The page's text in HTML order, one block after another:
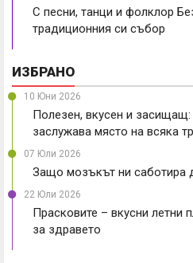
С песни, танци и фолклор
традиционния си събор
ИЗБРАНО
10 Юни 2026
Полезен, вкусен и
заслужава място на всяка
07 Юли 2026
Защо мозъкът ни саботира
22 Юли 2026
Прасковите – вкусни летни
за здравето